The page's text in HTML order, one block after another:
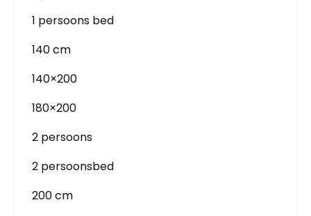
1 persoons bed
140 cm
140×200
180×200
2 persoons
2 persoonsbed
200 cm